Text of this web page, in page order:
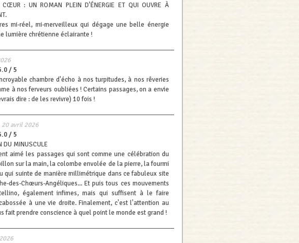
CŒUR : UN ROMAN PLEIN D'ÉNERGIE ET QUI OUVRE À
mi-réel, mi-merveilleux qui dégage une belle énergie
lumière chrétienne éclairante !
/ 5
chambre d'écho à nos turpitudes, à nos rêveries
à nos ferveurs oubliées ! Certains passages, on a envie
dire : de les revivre) 10 fois !
20 avril 2026
/ 5
DU MINUSCULE
aimé les passages qui sont comme une célébration du
sur la main, la colombe envolée de la pierre, la fourmi
qui suinte de manière millimétrique dans ce fabuleux site
des-Chœurs-Angéliques... Et puis tous ces mouvements
également infimes, mais qui suffisent à le faire
à une vie droite. Finalement, c'est l'attention au
fait prendre conscience à quel point le monde est grand !